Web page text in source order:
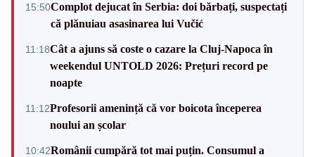
15:50Complot dejucat în Serbia: doi bărbați, suspectați
că plănuiau asasinarea lui Vučić
11:18Cât a ajuns să coste o cazare la Cluj-Napoca în
weekendul UNTOLD 2026: Prețuri record pe
noapte
11:12Profesorii amenință că vor boicota începerea
noului an școlar
10:42Românii cumpără tot mai puțin. Consumul a